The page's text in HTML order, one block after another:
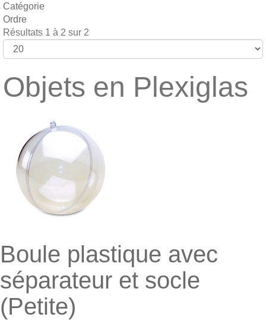
Catégorie
Ordre
Résultats 1 à 2 sur 2
Objets en Plexiglas
Boule plastique avec
séparateur et socle
(Petite)